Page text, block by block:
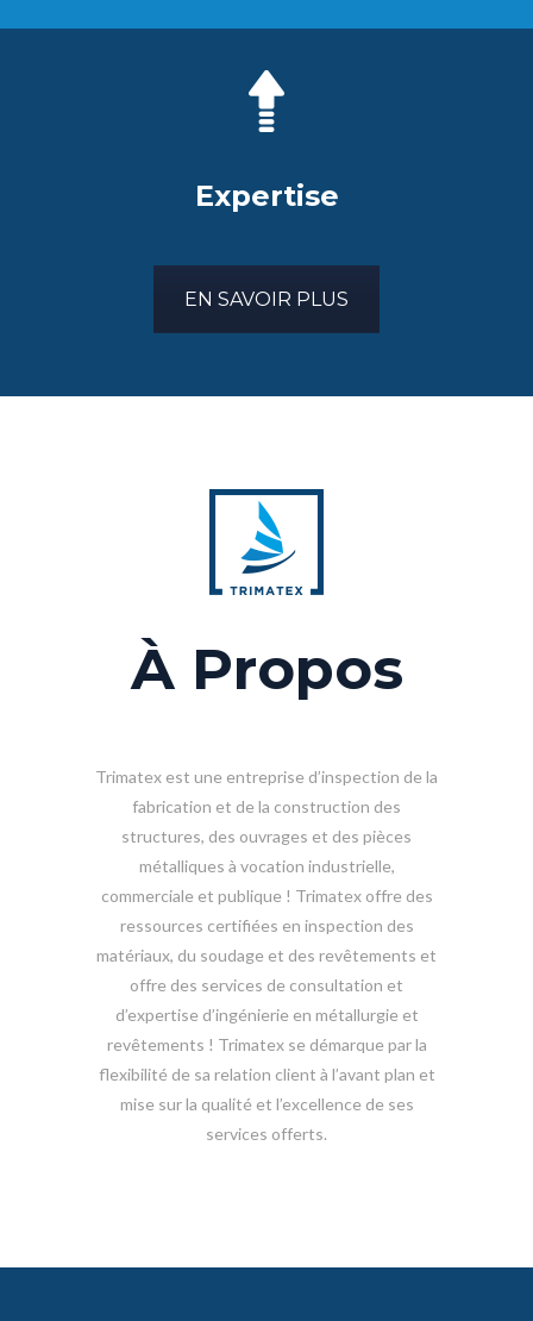
Expertise
EN SAVOIR PLUS
À Propos
Trimatex est une entreprise d’inspection de la
fabrication et de la construction des
structures, des ouvrages et des pièces
métalliques à vocation industrielle,
commerciale et publique ! Trimatex offre des
ressources certifiées en inspection des
matériaux, du soudage et des revêtements et
offre des services de consultation et
d’expertise d’ingénierie en métallurgie et
revêtements ! Trimatex se démarque par la
flexibilité de sa relation client à l’avant plan et
mise sur la qualité et l’excellence de ses
services offerts.